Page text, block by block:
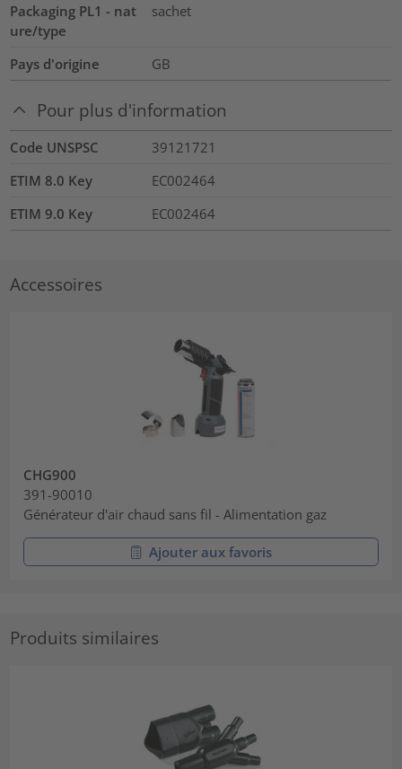
Packaging PL1 - nat
ure/type
sachet
Pays d'origine GB
Pour plus d'information
Code UNSPSC
39121721
ETIM 8.0 Key
EC002464
ETIM 9.0 Key
EC002464
Accessoires
CHG900
391-90010
Générateur d'air chaud sans fil - Alimentation gaz
Ajouter aux favoris
Produits similaires